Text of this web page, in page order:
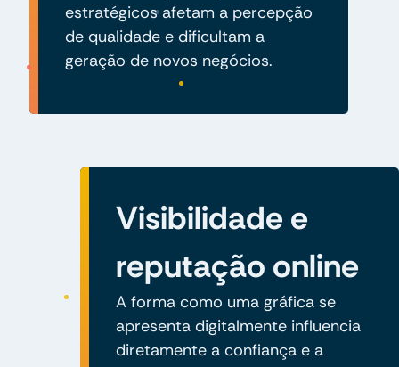
estratégicos afetam a percepção
de qualidade e dificultam a
geração de novos negócios.
Visibilidade e
reputação online
A forma como uma gráfica se
apresenta digitalmente influencia
diretamente a confiança e a